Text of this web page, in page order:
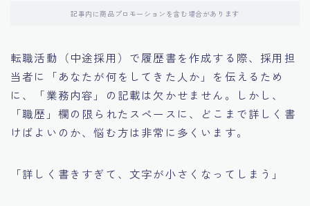
14.デジタル化やAIの進化がもたらす影響
記事内に商品プロモーションを含む場合があります
転職活動（中途採用）で履歴書を作成する際、採用担
当者に「あなたが何をしてきた人か」を伝えるため
に、「業務内容」の記載は欠かせません。しかし、
「職歴」欄の限られたスペースに、どこまで詳しく書
けばよいのか、悩む方は非常に多くいます。
「詳しく書きすぎて、文字が小さくなってしまう」